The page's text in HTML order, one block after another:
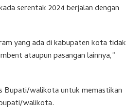
serentak 2024 berjalan dengan
yang ada di kabupaten kota tidak
ataupun pasangan lainnya,”
Bupati/walikota untuk memastikan
walikota.